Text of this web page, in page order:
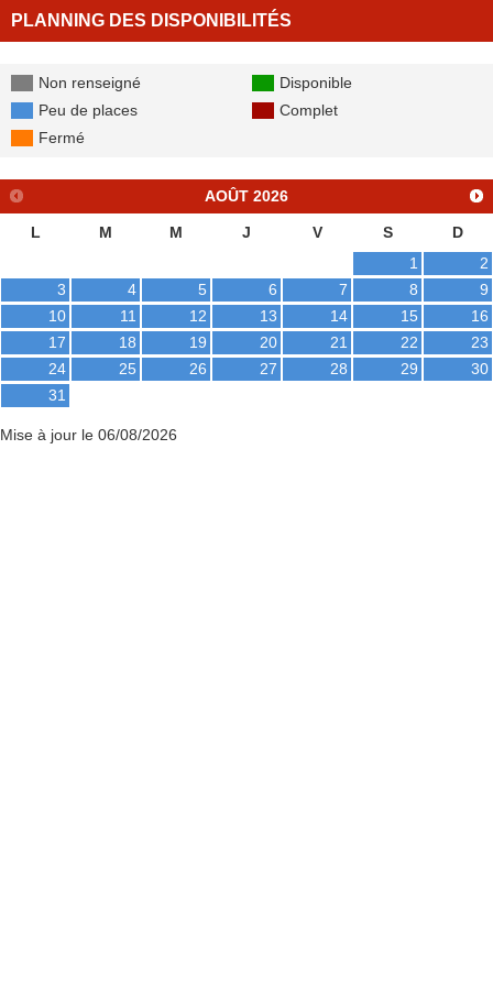
PLANNING DES DISPONIBILITÉS
Non renseigné
Disponible
Peu de places
Complet
Fermé
AOÛT 2026
L M M J V S
D
1
2
3
4 5 6 7 8
9
10
11 12 13 14 15
16
17
18 19 20 21 22
23
24
25 26 27 28 29
30
31
Mise à jour le 06/08/2026